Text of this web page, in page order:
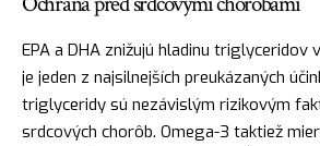
EPA a DHA znižujú hladinu triglyceridov
je jeden z najsilnejších preukázaných
triglyceridy sú nezávislým rizikovým
srdcových chorôb. Omega-3 taktiež